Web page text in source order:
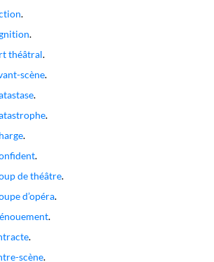
.
.
théâtral.
scène.
.
.
.
.
de théâtre.
d’opéra.
.
.
scène.